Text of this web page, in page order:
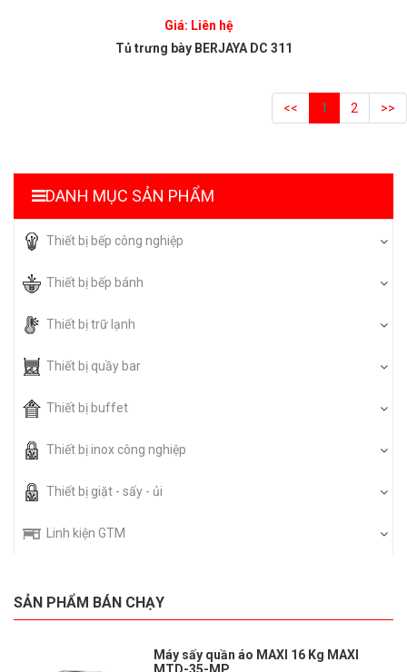
Giá: Liên hệ
Tủ trưng bày BERJAYA DC 311
<< 1 2 >>
DANH MỤC SẢN PHẨM
Thiết bị bếp công nghiệp
Thiết bị bếp bánh
Thiết bị trữ lạnh
Thiết bị quầy bar
Thiết bị buffet
Thiết bị inox công nghiệp
Thiết bị giặt - sấy - ủi
Linh kiện GTM
SẢN PHẨM BÁN CHẠY
Máy sấy quần áo MAXI 16 Kg MAXI
MTD-35-MP